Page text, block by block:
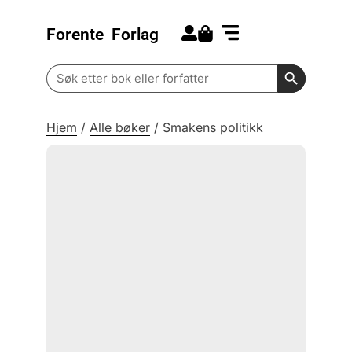
Forente Forlag
Search
for:
Search
Hjem / Alle bøker / Smakens politikk